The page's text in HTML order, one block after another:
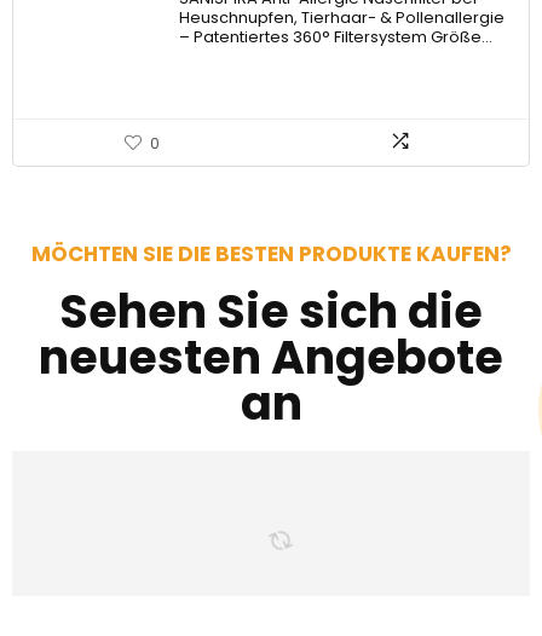
Heuschnupfen, Tierhaar- & Pollenallergie
– Patentiertes 360° Filtersystem Größe…
0
MÖCHTEN SIE DIE BESTEN PRODUKTE KAUFEN?
Sehen Sie sich die
neuesten Angebote
an